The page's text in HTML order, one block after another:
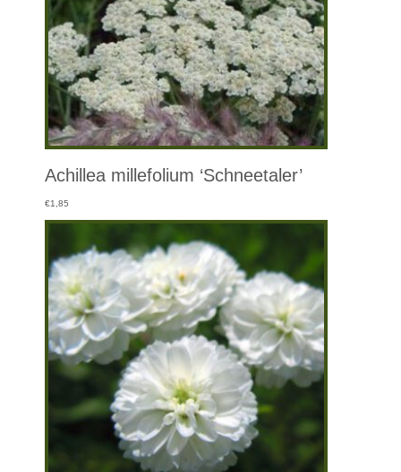
Achillea millefolium ‘Schneetaler’
€1,85